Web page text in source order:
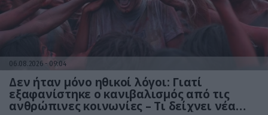
06.08.2026 09:04
Δεν ήταν μόνο ηθικοί λόγοι: Γιατί
εξαφανίστηκε ο κανιβαλισμός από τις
ανθρώπινες κοινωνίες – Τι δείχνει νέα